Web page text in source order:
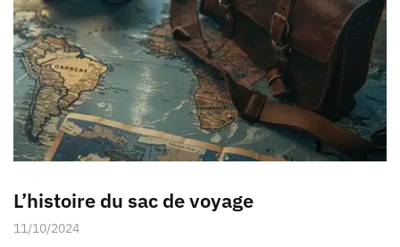
L’histoire du sac de voyage
11/10/2024